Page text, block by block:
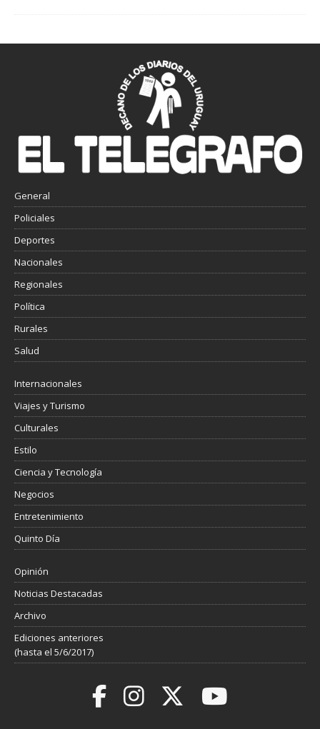
General
Policiales
Deportes
Nacionales
Regionales
Política
Rurales
Salud
Internacionales
Viajes y Turismo
Culturales
Estilo
Ciencia y Tecnología
Negocios
Entretenimiento
Quinto Día
Opinión
Noticias Destacadas
Archivo
Ediciones anteriores
(hasta el 5/6/2017)